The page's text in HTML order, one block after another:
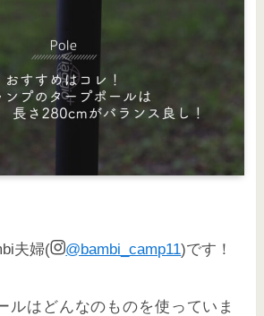
夫婦( @bambi_camp11)です！
ルはどんなのものを使っていま